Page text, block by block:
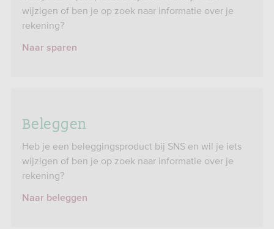
wijzigen of ben je op zoek naar informatie over je
rekening?
Naar sparen
Beleggen
Heb je een beleggingsproduct bij SNS en wil je iets
wijzigen of ben je op zoek naar informatie over je
rekening?
Naar beleggen